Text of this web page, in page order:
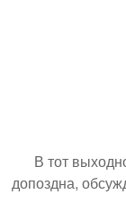
В тот
допоздна,